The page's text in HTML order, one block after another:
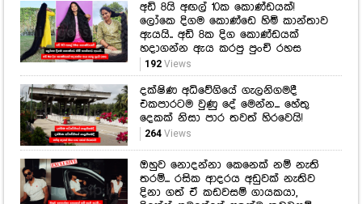
අඩි 8යි අඟල් 10ක කොණ්ඩයක්!
ලෝකෙ දිගම කොණ්ඩෙ හිමි කාන්තාව
ඇයයි.. අඩි 8ක දිග කොණ්ඩයක්
හදාගන්න ඇය කරපු පුංචි රහස
192Views
දක්ෂිණ අධිවේගියේ ගැලනිගමදී
එකපාරටම වුණු දේ මෙන්න... හේතු
දෙකක් නිසා පාර තවත් හිරවෙයි!
264Views
ඔහුව නොදන්නා කෙනෙක් නම් නැති
තරම්... රසික ආදරය අඩුවක් නැතිව
දිනා ගත් ඒ කඩවසම් ගායකයා,